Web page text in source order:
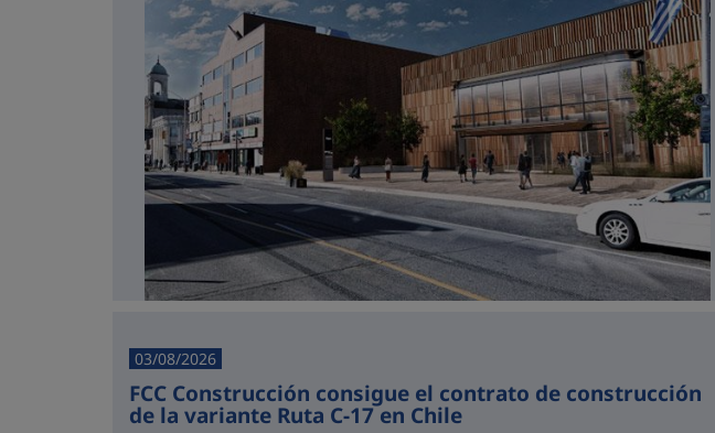
03/08/2026
FCC Construcción consigue el contrato de construcción
de la variante Ruta C-17 en Chile